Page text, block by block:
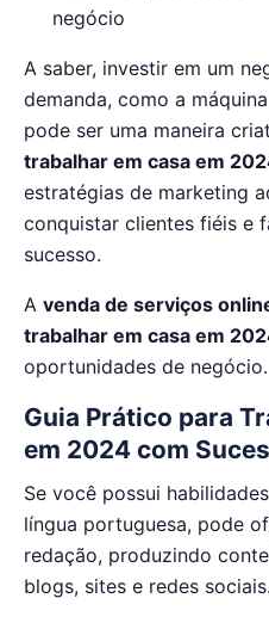
negócio
A saber, investir em um
demanda, como a
pode ser uma maneira
trabalhar em casa em
estratégias de marketing
conquistar clientes fiéis e
sucesso.
A venda de serviços
trabalhar em casa em
oportunidades de negócio.
Guia Prático para
em 2024 com
Se você possui
língua portuguesa, pode
redação, produzindo
blogs, sites e redes sociais.